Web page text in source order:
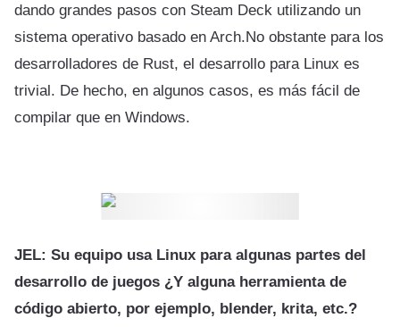
dando grandes pasos con Steam Deck utilizando un
sistema operativo basado en Arch.No obstante para los
desarrolladores de Rust, el desarrollo para Linux es
trivial. De hecho, en algunos casos, es más fácil de
compilar que en Windows.
JEL: Su equipo usa Linux para algunas partes del
desarrollo de juegos ¿Y alguna herramienta de
código abierto, por ejemplo, blender, krita, etc.?